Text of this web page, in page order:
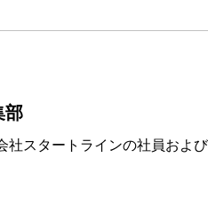
部
社スタートラインの社員およ